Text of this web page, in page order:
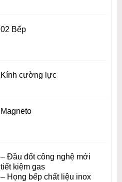
02 Bếp
Kính cường lực
Magneto
– Đầu đốt công nghệ mới
tiết kiệm gas
– Họng bếp chất liệu inox